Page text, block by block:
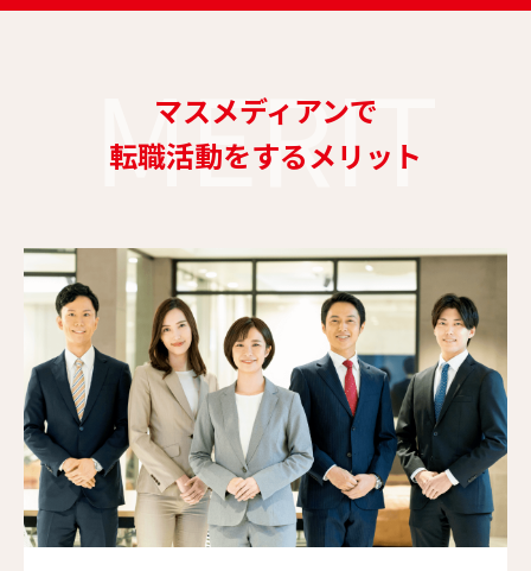
MERIT
マスメディアンで
転職活動をするメリット